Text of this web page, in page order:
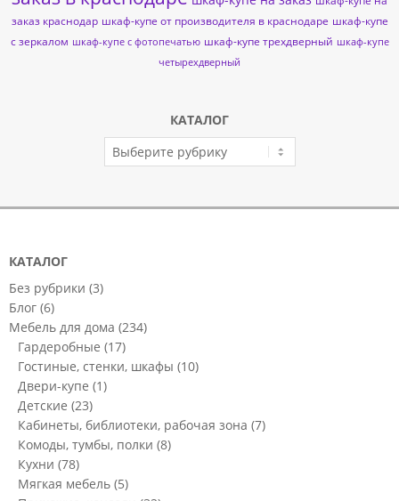
заказ краснодар шкаф-купе от производителя в краснодаре шкаф-купе
с зеркалом шкаф-купе с фотопечатью шкаф-купе трехдверный шкаф-купе
четырехдверный
КАТАЛОГ
КАТАЛОГ
КАТАЛОГ
Без рубрики (3)
Блог (6)
Мебель для дома (234)
Гардеробные (17)
Гостиные, стенки, шкафы (10)
Двери-купе (1)
Детские (23)
Кабинеты, библиотеки, рабочая зона (7)
Комоды, тумбы, полки (8)
Кухни (78)
Мягкая мебель (5)